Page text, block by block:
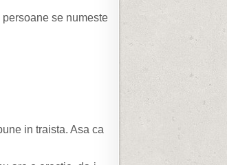
se numeste
in traista. Asa ca